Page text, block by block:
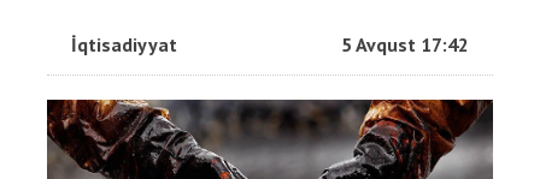
İqtisadiyyat 5 Avqust 17:42